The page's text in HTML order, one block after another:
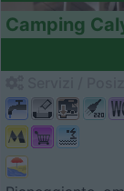
Camping